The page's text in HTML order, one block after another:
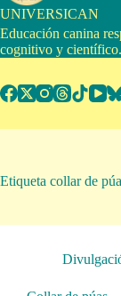
UNIVERSICAN
Educación canina
cognitivo y científico.
Etiqueta collar de